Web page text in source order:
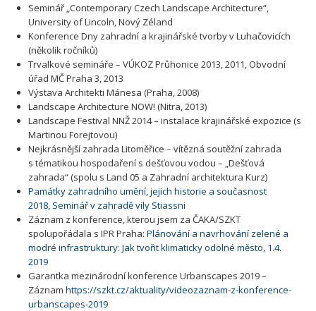
Seminář „Contemporary Czech Landscape Architecture“,
University of Lincoln, Nový Zéland
Konference Dny zahradní a krajinářské tvorby v Luhačovicích
(několik ročníků)
Trvalkové semináře – VÚKOZ Průhonice 2013, 2011, Obvodní
úřad MČ Praha 3, 2013
Výstava Architekti Mánesa (Praha, 2008)
Landscape Architecture NOW! (Nitra, 2013)
Landscape Festival NNŽ 2014 – instalace krajinářské expozice (s
Martinou Forejtovou)
Nejkrásnější zahrada Litoměřice – vítězná soutěžní zahrada
s tématikou hospodaření s dešťovou vodou – „Dešťová
zahrada“ (spolu s Land 05 a Zahradní architektura Kurz)
Památky zahradního umění, jejich historie a současnost
2018, Seminář v zahradě vily Stiassni
Záznam z konference, kterou jsem za ČAKA/SZKT
spolupořádala s IPR Praha: Plánování a navrhování zelené a
modré infrastruktury: Jak tvořit klimaticky odolné město, 1.4.
2019
Garantka mezinárodní konference Urbanscapes 2019 –
Záznam https://szkt.cz/aktuality/videozaznam-z-konference-
urbanscapes-2019